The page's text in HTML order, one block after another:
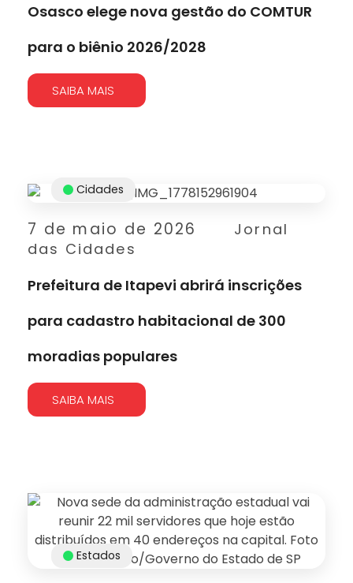
Osasco elege nova gestão do COMTUR
para o biênio 2026/2028
SAIBA MAIS
7 de maio de 2026
Jornal
das Cidades
Cidades
Prefeitura de Itapevi abrirá inscrições
para cadastro habitacional de 300
moradias populares
SAIBA MAIS
Estados